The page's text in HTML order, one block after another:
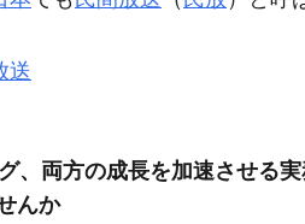
送
、両方の成長を加速させる
んか